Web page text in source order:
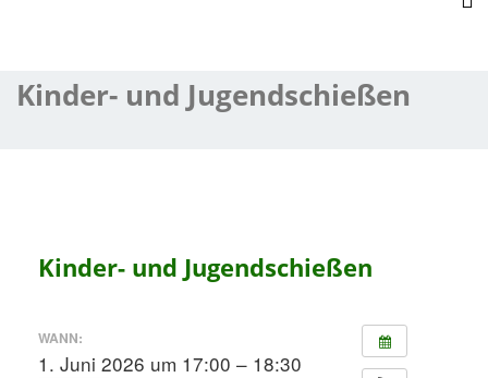
Kinder- und Jugendschießen
Kinder- und Jugendschießen
WANN:
1. Juni 2026 um 17:00 – 18:30